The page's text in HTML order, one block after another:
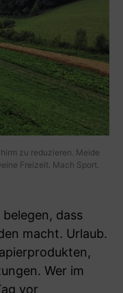
zu reduzieren. Meide
Freizeit. Mach Sport.
belegen, dass
macht. Urlaub.
Wer im
vor